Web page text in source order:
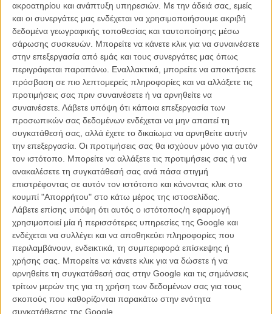
ακροατηρίου και ανάπτυξη υπηρεσιών. Με την άδειά σας, εμείς
και οι συνεργάτες μας ενδέχεται να χρησιμοποιήσουμε ακριβή
δεδομένα γεωγραφικής τοποθεσίας και ταυτοποίησης μέσω
σάρωσης συσκευών. Μπορείτε να κάνετε κλικ για να συναινέσετε
στην επεξεργασία από εμάς και τους συνεργάτες μας όπως
περιγράφεται παραπάνω. Εναλλακτικά, μπορείτε να αποκτήσετε
πρόσβαση σε πιο λεπτομερείς πληροφορίες και να αλλάξετε τις
προτιμήσεις σας πριν συναινέσετε ή να αρνηθείτε να
συναινέσετε. Λάβετε υπόψη ότι κάποια επεξεργασία των
προσωπικών σας δεδομένων ενδέχεται να μην απαιτεί τη
συγκατάθεσή σας, αλλά έχετε το δικαίωμα να αρνηθείτε αυτήν
την επεξεργασία. Οι προτιμήσεις σας θα ισχύουν μόνο για αυτόν
τον ιστότοπο. Μπορείτε να αλλάξετε τις προτιμήσεις σας ή να
ανακαλέσετε τη συγκατάθεσή σας ανά πάσα στιγμή
επιστρέφοντας σε αυτόν τον ιστότοπο και κάνοντας κλικ στο
κουμπί "Απορρήτου" στο κάτω μέρος της ιστοσελίδας.
Λάβετε επίσης υπόψη ότι αυτός ο ιστότοπος/η εφαρμογή
χρησιμοποιεί μία ή περισσότερες υπηρεσίες της Google και
ενδέχεται να συλλέγει και να αποθηκεύει πληροφορίες που
περιλαμβάνουν, ενδεικτικά, τη συμπεριφορά επίσκεψης ή
χρήσης σας. Μπορείτε να κάνετε κλικ για να δώσετε ή να
αρνηθείτε τη συγκατάθεσή σας στην Google και τις σημάνσεις
τρίτων μερών της για τη χρήση των δεδομένων σας για τους
σκοπούς που καθορίζονται παρακάτω στην ενότητα
συγκατάθεσης της Google.
To «Χωρίς Παιδιά» πέρασε πολλές βδομάδες στα ψηλά του
Αργεντίνικου box office και μπορείς σίγουρα να καταλάβεις το γιατί.
Ρομαντική κομεντί σχεδιασμένη ανάλαφρα, με αφήγηση βασισμένη
σε παρεξηγήσεις που φορτώνονται η μία στην επόμενη που τραβά
το θεατή με ευκολία μαζί της ως το τέλος, κινηματογραφικά
ασήμαντη και ως προς τους χαρακτήρες της, τελικά, αδιάφορη. Το
rating δε θα έπρεπε να έρχεται σε αστεράκια, μα σε «βλέπεται»-στα-
πέντε.
Στην ταινία ο Γκαμπριέλ (Ντιέγο Περέτι, «ο Χιου Γκραντ της
Αργεντινής») είναι ένας χωρισμένος πατέρας που έχει την κόρη του
Σοφία (απολαυστική η μικρή Γουαδαλούπε Μανέντ) ως, εχμ, κόρη
οφθαλμού. Κι ενώ η ζωή για τους δυο τους κυλά όμορφα και
αρμονικά, επανεμφανίζεται η Βίκι, ένας εφηβικός έρωτας του
Γκαμπριέλ (η Μαριμπέλ Βερντού από τον «Λαβύρινθο του Πάνα»
και το «Θέλω και τη Μαμά Σου»), η οποία ωστόσο μισεί τα παιδιά.
Ετσι ο Γκαμπριέλ αναγκάζεται να αρχίσει να της λέει ψέματα, πρώτα
για την ίδια την ύπαρξη της κόρης του, κι έπειτα για τη σχέση της με
αυτόν.
Εντελώς κλασική κωμωδία παρεξηγήσεων που νιώθεις πως έχεις
δει ένα σωρό φορές, από ασπρόμαυρες ελληνικές ταινίες μέχρι το
‘90s εμπορικό αμερικάνικο σινεμά μέχρι τυχαία επεισόδια σε σίτκομ
που παίζονται διαρκώς στην τηλεόραση. Μπορείς να προβλέψεις